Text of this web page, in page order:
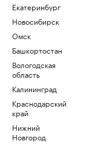
Екатеринбург
Новосибирск
Омск
Башкортостан
Вологодская
область
Калининград
Краснодарский
край
Нижний
Новгород